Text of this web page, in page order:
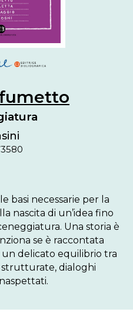
basi necessarie per la
nascita di un’idea fino
Una storia è
se è raccontata
un delicato equilibrio tra
dialoghi